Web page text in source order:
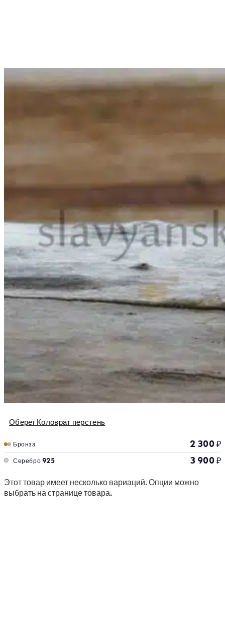
Оберег Коловрат перстень
Бронза 2 300₽
Серебро 925 3 900₽
Этот товар имеет несколько вариаций. Опции можно
выбрать на странице товара.